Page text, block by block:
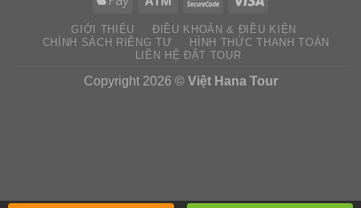
GIỚI THIỆU
ĐIỀU KHOẢN & ĐIỀU KIỆN
CHÍNH SÁCH RIÊNG TƯ
HÌNH THỨC THANH TOÁN
LIÊN HỆ ĐẶT TOUR
Copyright 2026 © Việt Hana Tour